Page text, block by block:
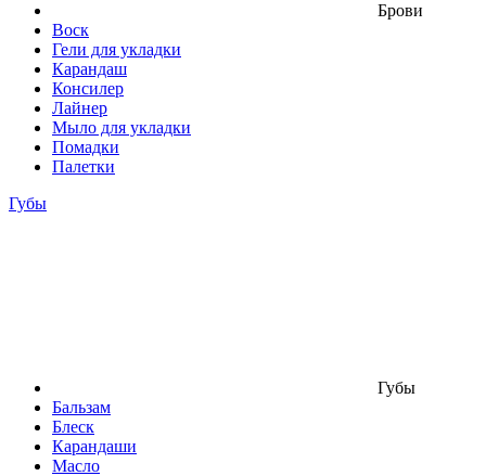
Брови
Воск
Гели для укладки
Карандаш
Консилер
Лайнер
Мыло для укладки
Помадки
Палетки
Губы
Губы
Бальзам
Блеск
Карандаши
Масло